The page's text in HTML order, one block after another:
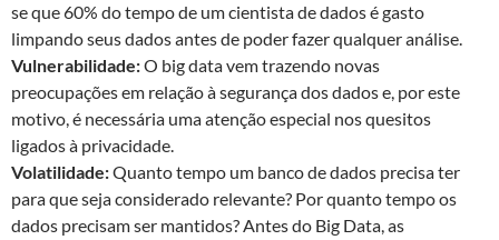
se que 60% do tempo de um cientista de dados é gasto
limpando seus dados antes de poder fazer qualquer análise.
Vulnerabilidade:O big data vem trazendo novas
preocupações em relação à segurança dos dados e, por este
motivo, é necessária uma atenção especial nos quesitos
ligados à privacidade.
Volatilidade:Quanto tempo um banco de dados precisa ter
para que seja considerado relevante? Por quanto tempo os
dados precisam ser mantidos? Antes do Big Data, as